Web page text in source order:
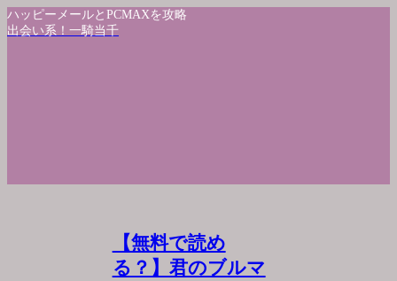
ハッピーメールとPCMAXを攻略
出会い系！一騎当千
【無料で読め
る？】君のブルマ